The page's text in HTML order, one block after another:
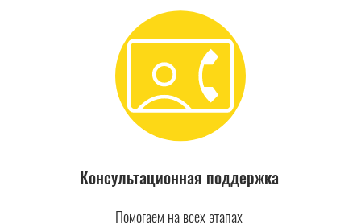
Консультационная поддержка
Помогаем на всех этапах